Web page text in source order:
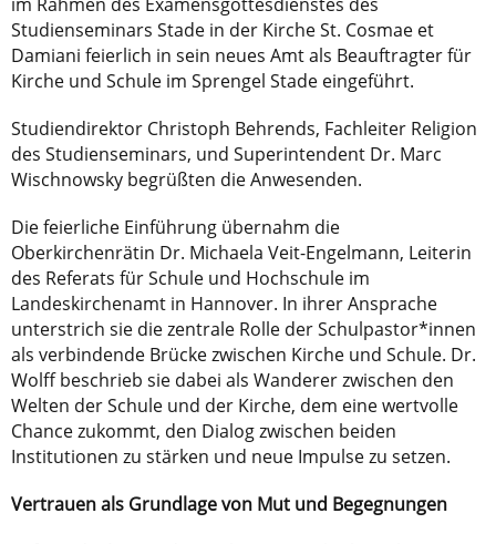
Studienseminars Stade in der Kirche St. Cosmae et
Damiani feierlich in sein neues Amt als Beauftragter für
Kirche und Schule im Sprengel Stade eingeführt.
Studiendirektor Christoph Behrends, Fachleiter Religion
des Studienseminars, und Superintendent Dr. Marc
Wischnowsky begrüßten die Anwesenden.
Die feierliche Einführung übernahm die
Oberkirchenrätin Dr. Michaela Veit-Engelmann, Leiterin
des Referats für Schule und Hochschule im
Landeskirchenamt in Hannover. In ihrer Ansprache
unterstrich sie die zentrale Rolle der Schulpastor*innen
als verbindende Brücke zwischen Kirche und Schule. Dr.
Wolff beschrieb sie dabei als Wanderer zwischen den
Welten der Schule und der Kirche, dem eine wertvolle
Chance zukommt, den Dialog zwischen beiden
Institutionen zu stärken und neue Impulse zu setzen.
Vertrauen als Grundlage von Mut und Begegnungen